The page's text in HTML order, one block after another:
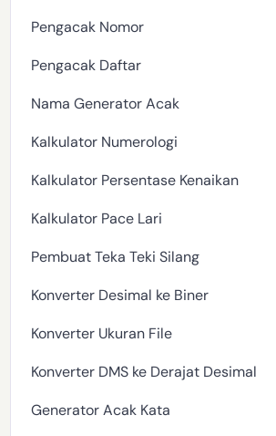
Pengacak Nomor
Pengacak Daftar
Nama Generator Acak
Kalkulator Numerologi
Kalkulator Persentase Kenaikan
Kalkulator Pace Lari
Pembuat Teka Teki Silang
Konverter Desimal ke Biner
Konverter Ukuran File
Konverter DMS ke Derajat Desimal
Generator Acak Kata